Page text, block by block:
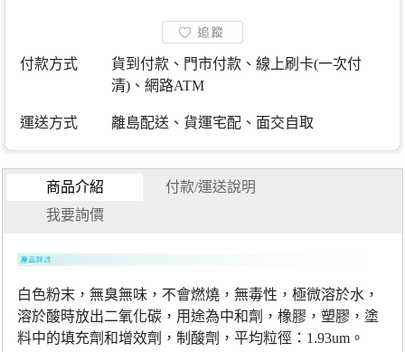
付款方式
貨到付款、門市付款、線上刷卡(一次付
清)、網路ATM
運送方式 離島配送、貨運宅配、面交自取
商品介紹
付款/運送說明
我要詢價
白色粉末，無臭無味，不會燃燒，無毒性，極微溶於水，
溶於酸時放出二氧化碳，用途為中和劑，橡膠，塑膠，塗
料中的填充劑和增效劑，制酸劑，平均粒徑：1.93um。